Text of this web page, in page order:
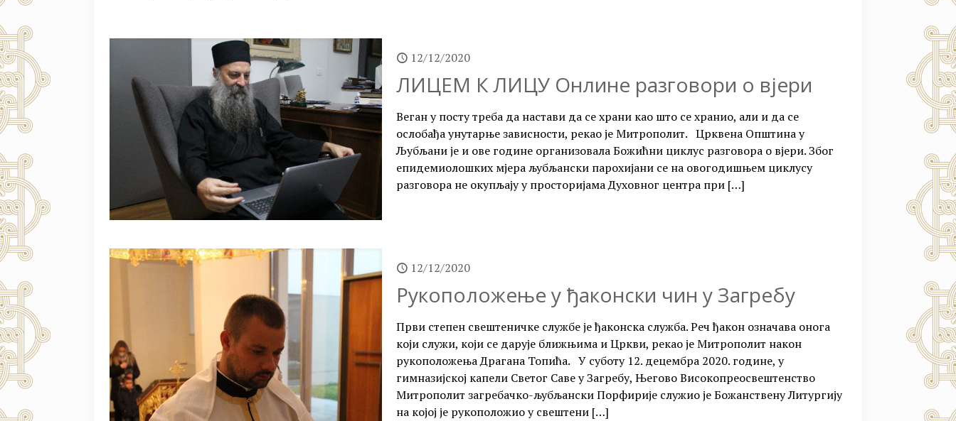
12/12/2020
ЛИЦЕМ К ЛИЦУ Онлине разговори о вјери
Веган у посту треба да настави да се храни као што се хранио, али и да се
ослобађа унутарње зависности, рекао је Митрополит. Црквена Општина у
Љубљани је и ове године организовала Божићни циклус разговора о вјери. Због
епидемиолошких мјера љубљански парохијани се на овогодишњем циклусу
разговора не окупљају у просторијама Духовног центра при […]
12/12/2020
Рукоположење у ђаконски чин у Загребу
Први степен свештеничке службе је ђаконска служба. Реч ђакон означава онога
који служи, који се дарује ближњима и Цркви, рекао је Митрополит након
рукоположења Драгана Топића. У суботу 12. децембра 2020. године, у
гимназијској капели Светог Саве у Загребу, Његово Високопреосвештенство
Митрополит загребачко-љубљански Порфирије служио је Божанствену Литургију
на којој је рукоположио у свештени […]